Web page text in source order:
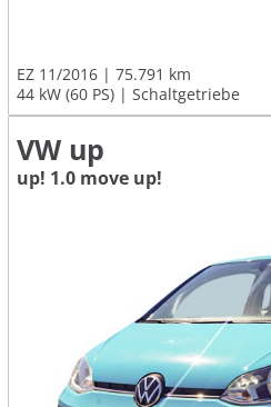
EZ 11/2016
75.791 km
44 kW (60 PS)
Schaltgetriebe
VW up
up! 1.0 move up!